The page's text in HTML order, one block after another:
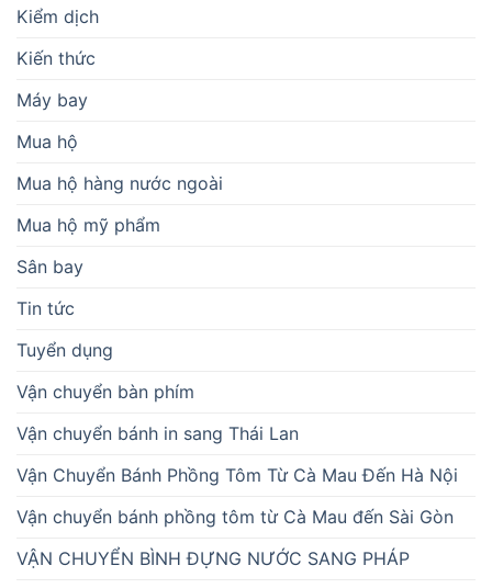
Kiểm dịch
Kiến thức
Máy bay
Mua hộ
Mua hộ hàng nước ngoài
Mua hộ mỹ phẩm
Sân bay
Tin tức
Tuyển dụng
Vận chuyển bàn phím
Vận chuyển bánh in sang Thái Lan
Vận Chuyển Bánh Phồng Tôm Từ Cà Mau Đến Hà Nội
Vận chuyển bánh phồng tôm từ Cà Mau đến Sài Gòn
VẬN CHUYỂN BÌNH ĐỰNG NƯỚC SANG PHÁP